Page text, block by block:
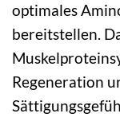
optimales
bereitstellen.
Regeneration